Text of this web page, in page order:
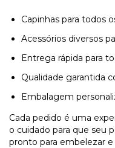
Capinhas para todos
Acessórios diversos
Entrega rápida para
Qualidade garantida
Embalagem
Cada pedido é uma
o cuidado para que seu
pronto para embelezar